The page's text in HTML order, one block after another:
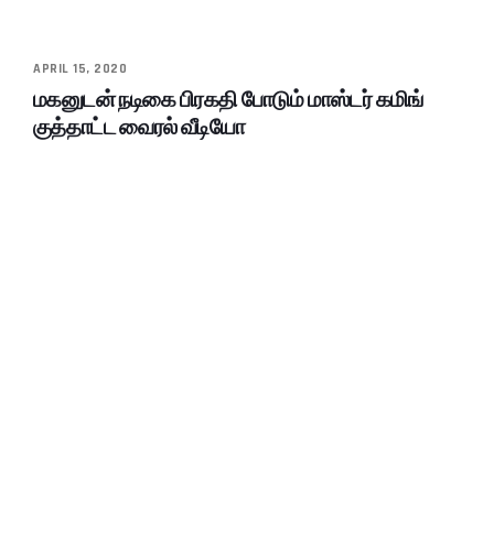
APRIL 15, 2020
மகனுடன் நடிகை பிரகதி போடும் மாஸ்டர் கமிங்
குத்தாட்ட வைரல் வீடியோ